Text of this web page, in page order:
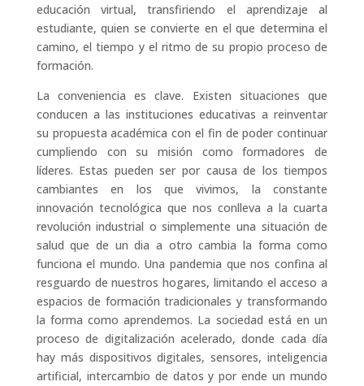
educación virtual, transfiriendo el aprendizaje al
estudiante, quien se convierte en el que determina el
camino, el tiempo y el ritmo de su propio proceso de
formación.
La conveniencia es clave. Existen situaciones que
conducen a las instituciones educativas a reinventar
su propuesta académica con el fin de poder continuar
cumpliendo con su misión como formadores de
líderes. Estas pueden ser por causa de los tiempos
cambiantes en los que vivimos, la constante
innovación tecnológica que nos conlleva a la cuarta
revolución industrial o simplemente una situación de
salud que de un dia a otro cambia la forma como
funciona el mundo. Una pandemia que nos confina al
resguardo de nuestros hogares, limitando el acceso a
espacios de formación tradicionales y transformando
la forma como aprendemos. La sociedad está en un
proceso de digitalización acelerado, donde cada día
hay más dispositivos digitales, sensores, inteligencia
artificial, intercambio de datos y por ende un mundo